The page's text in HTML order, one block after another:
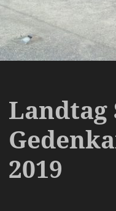
Landtag
2019